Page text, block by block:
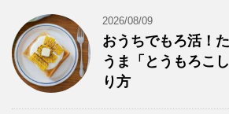
2026/08/09
おうちでもろ活！
うま「とうもろこ
り方